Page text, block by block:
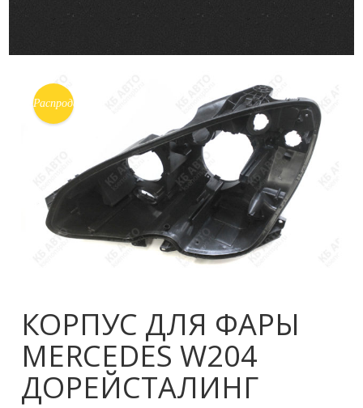
Распродажа!
КОРПУС ДЛЯ ФАРЫ
MERCEDES W204
ДОРЕЙСТАЛИНГ